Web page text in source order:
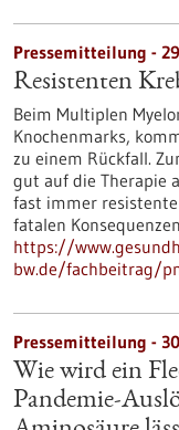
Pressemitteilung -
Resistenten
Beim Multiplen
Knochenmarks,
zu einem Rückfall.
gut auf die Therapie
fast immer
fatalen
https://
bw.de/fachbeitrag/
Pressemitteilung -
Wie wird ein
Pandemie-